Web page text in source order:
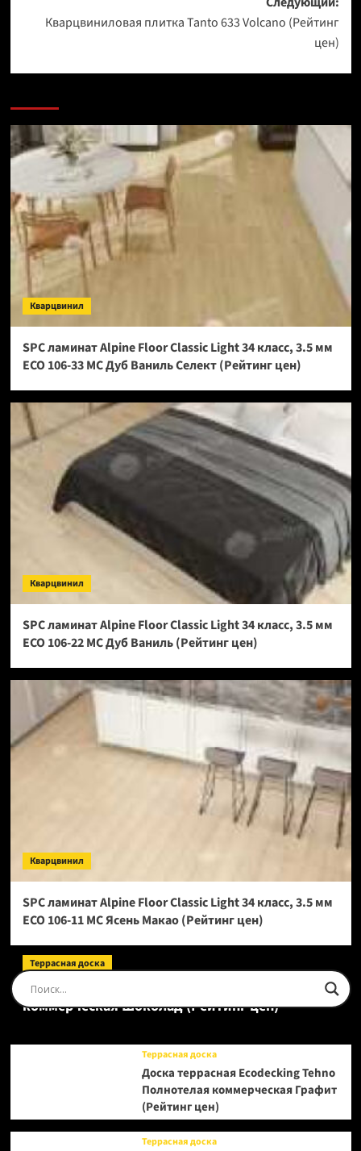
Кварцвиниловая плитка Tanto 633 Volcano (Рейтинг
цен)
Кварцвинил
SPC ламинат Alpine Floor Classic Light 34 класс, 3.5 мм
ECO 106-33 МС Дуб Ваниль Селект (Рейтинг цен)
Кварцвинил
SPC ламинат Alpine Floor Classic Light 34 класс, 3.5 мм
ECO 106-22 МС Дуб Ваниль (Рейтинг цен)
Кварцвинил
SPC ламинат Alpine Floor Classic Light 34 класс, 3.5 мм
ECO 106-11 МС Ясень Макао (Рейтинг цен)
Террасная доска
Доска террасная Ecodecking Tehno Полнотелая
коммерческая Шоколад (Рейтинг цен)
Террасная доска
Доска террасная Ecodecking Tehno
Полнотелая коммерческая Графит
(Рейтинг цен)
Террасная доска